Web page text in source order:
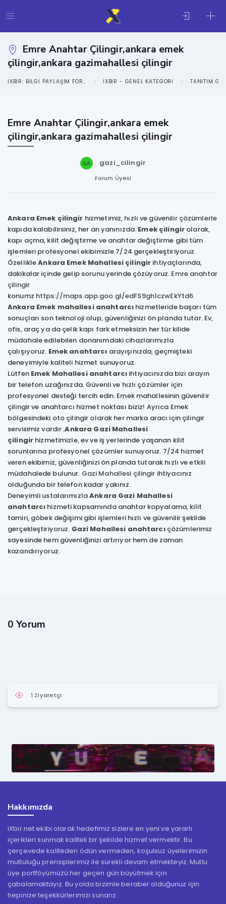
Emre Anahtar Çilingir,ankara emek
çilingir,ankara gazimahallesi çilingir
IXBIR: BILGI PAYLAŞIM FORUMU IXBIR - GENEL KATEGORI TANITIM
Emre Anahtar Çilingir,ankara emek
çilingir,ankara gazimahallesi çilingir
gazi_cilingir
Forum Üyesi
Ankara Emek çilingir hizmetimiz, hızlı ve güvenilir çözümlerle
kapıda kalabilirsiniz, her an yanınızda. Emek çilingir olarak,
kapı açma, kilit değiştirme ve anahtar değiştirme gibi tüm
işlemleri profesyonel ekibimizle 7/24 gerçekleştiriyoruz.
ÖzellikleAnkara Emek Mahallesi çilingir ihtiyaçlarında,
dakikalar içinde gelip sorunu yerinde çözüyoruz. Emre anahtar
çilingir
konumz https://maps.app.goo.gl/edFS9gh1czwEkYtd6
Ankara Emek mahallesi anahtarcı hizmetleride başarı tüm
sonuçları son teknoloji olup, güvenliğinizi ön planda tutar. Ev,
ofis, araç ya da çelik kapı fark etmeksizin her tür kilide
müdahale edilebilen donanımdaki cihazlarımızla
çalışıyoruz. Emek anahtarcı arayışınızda, geçmişteki
deneyimiyle kaliteli hizmet sunuyoruz.
Lütfen Emek Mahallesi anahtarcı ihtiyacınızda bizi arayın
bir telefon uzağınızda. Güvenli ve hızlı çözümler için
profesyonel desteği tercih edin. Emek mahallesinin güvenilir
çilingir ve anahtarcı hizmet noktası biziz! Ayrıca Emek
bölgesindeki oto çilingir olarak her marka aracı için çilingir
servisimiz vardır.Ankara Gazi Mahallesi
çilingir hizmetimizle, ev ve iş yerlerinde yaşanan kilit
sorunlarına profesyonel çözümler sunuyoruz. 7/24 hizmet
veren ekibimiz, güvenliğinizi ön planda tutarak hızlı ve etkili
müdahalede bulunur. Gazi Mahallesi çilingir ihtiyacınız
olduğunda bir telefon kadar yakınız.
Deneyimli ustalarımızlaAnkara Gazi Mahallesi
anahtarcı hizmeti kapsamında anahtar kopyalama, kilit
tamiri, göbek değişimi gibi işlemleri hızlı ve güvenilir şekilde
gerçekleştiriyoruz. Gazi Mahallesi anahtarcıçözümlerimiz
sayesinde hem güvenliğinizi artırıyor hem de zaman
kazandırıyoruz.
0 Yorum
1 Ziyaretçi
Hakkımızda
iXbir.net ekibi olarak hedefimiz sizlere en yeni ve yararlı
içerikleri sunmak kaliteli bir şekilde hizmet vermektir. Bu
çerçevede kaliteden ödün vermeden, koşulsuz üyelerimizin
mutluluğu prensiplerimiz ile sürekli devam etmekteyiz. Mutlu
üye portföyümüzü her geçen gün büyütmek için
çabalamaktayız. Bu yolda bizimle beraber olduğunuz için
hepinize teşekkürlerimizi sunarız.